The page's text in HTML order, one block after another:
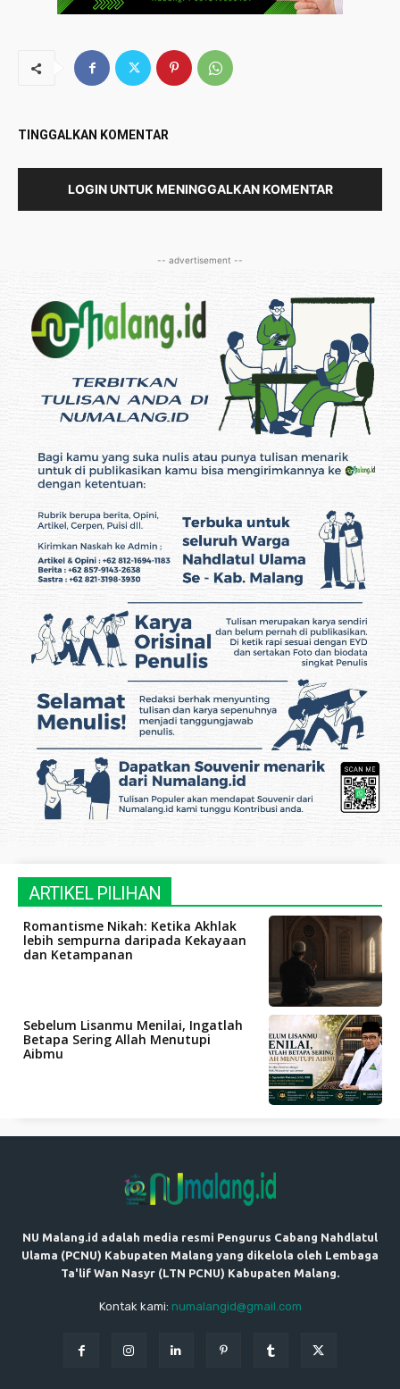
TINGGALKAN KOMENTAR
LOGIN UNTUK MENINGGALKAN KOMENTAR
-- advertisement --
ARTIKEL PILIHAN
Romantisme Nikah: Ketika Akhlak
lebih sempurna daripada Kekayaan
dan Ketampanan
Sebelum Lisanmu Menilai, Ingatlah
Betapa Sering Allah Menutupi
Aibmu
NU Malang.id adalah media resmi Pengurus Cabang Nahdlatul
Ulama (PCNU) Kabupaten Malang yang dikelola oleh Lembaga
Ta'lif Wan Nasyr (LTN PCNU) Kabupaten Malang.
Kontak kami: numalangid@gmail.com